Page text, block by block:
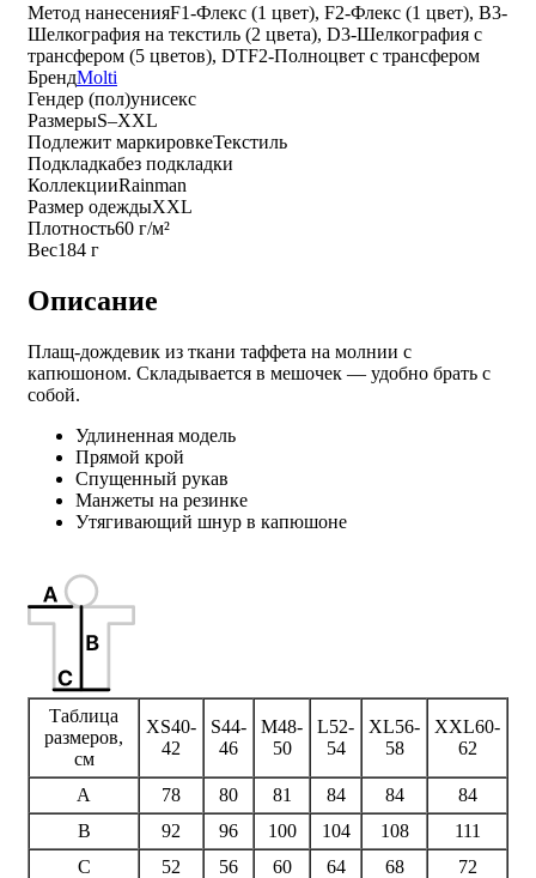
Метод нанесенияF1-Флекс (1 цвет), F2-Флекс (1 цвет), B3-
Шелкография на текстиль (2 цвета), D3-Шелкография с
трансфером (5 цветов), DTF2-Полноцвет с трансфером
БрендMolti
Гендер (пол)унисекс
РазмерыS–XXL
Подлежит маркировкеТекстиль
Подкладкабез подкладки
КоллекцииRainman
Размер одеждыXXL
Плотность60 г/м²
Вес184 г
Описание
Плащ-дождевик из ткани таффета на молнии с
капюшоном. Складывается в мешочек — удобно брать с
собой.
Удлиненная модель
Прямой крой
Спущенный рукав
Манжеты на резинке
Утягивающий шнур в капюшоне
Таблица
размеров,
см
XS40-
42
S44-
46
M48-
50
L52-
54
XL56-
58
XXL60-
62
A 78 80 81 84 84
84
B
92 96 100 104 108
111
C
52 56 60 64 68 72